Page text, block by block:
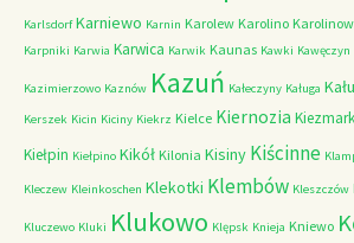
Karlsdorf Karniewo Karnin Karolew Karolino
Karpniki Karwia Karwica Karwik Kaunas Kawki Kawęczyn
Kazimierzowo Kaznów Kazuń Kałeczyny Kaługa
Kerszek Kicin Kiciny Kiekrz Kielce Kiernozia Kiezmark
Kiełpin Kiełpino Kikół Kilonia Kisiny Kiścinne
Kleczew Kleinkoschen Klekotki Klembów Kleszczów
Kluczewo Kluki Klukowo Klępsk Knieja Kniewo